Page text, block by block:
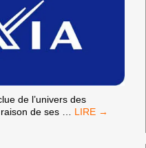
de l’univers des
de ses … LA